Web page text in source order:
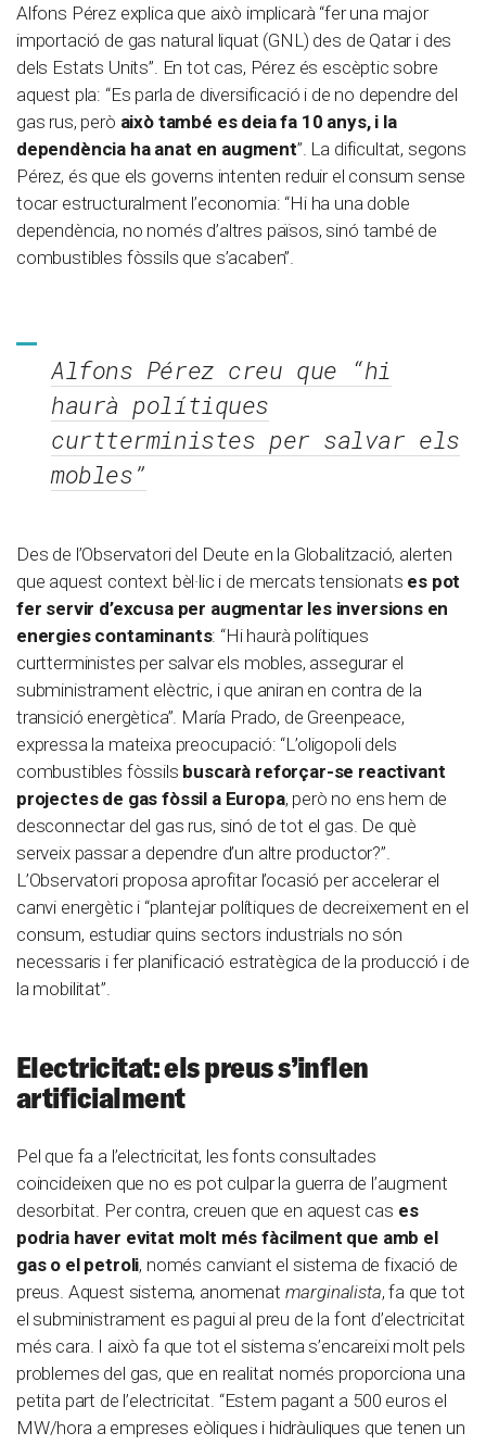
Alfons Pérez explica que això implicarà “fer una major
importació de gas natural liquat (GNL) des de Qatar i des
dels Estats Units”. En tot cas, Pérez és escèptic sobre
aquest pla: “Es parla de diversificació i de no dependre del
gas rus, però això també es deia fa 10 anys, i la
dependència ha anat en augment”. La dificultat, segons
Pérez, és que els governs intenten reduir el consum sense
tocar estructuralment l’economia: “Hi ha una doble
dependència, no només d’altres països, sinó també de
combustibles fòssils que s’acaben”.
Alfons Pérez creu que “hi
haurà polítiques
curtterministes per salvar els
mobles”
Des de l’Observatori del Deute en la Globalització, alerten
que aquest context bèl·lic i de mercats tensionats es pot
fer servir d’excusa per augmentar les inversions en
energies contaminants: “Hi haurà polítiques
curtterministes per salvar els mobles, assegurar el
subministrament elèctric, i que aniran en contra de la
transició energètica”. María Prado, de Greenpeace,
expressa la mateixa preocupació: “L’oligopoli dels
combustibles fòssils buscarà reforçar-se reactivant
projectes de gas fòssil a Europa, però no ens hem de
desconnectar del gas rus, sinó de tot el gas. De què
serveix passar a dependre d’un altre productor?”.
L’Observatori proposa aprofitar l’ocasió per accelerar el
canvi energètic i “plantejar polítiques de decreixement en el
consum, estudiar quins sectors industrials no són
necessaris i fer planificació estratègica de la producció i de
la mobilitat”.
Electricitat: els preus s’inflen
artificialment
Pel que fa a l’electricitat, les fonts consultades
coincideixen que no es pot culpar la guerra de l’augment
desorbitat. Per contra, creuen que en aquest cas es
podria haver evitat molt més fàcilment que amb el
gas o el petroli, només canviant el sistema de fixació de
preus. Aquest sistema, anomenat marginalista, fa que tot
el subministrament es pagui al preu de la font d’electricitat
més cara. I això fa que tot el sistema s’encareixi molt pels
problemes del gas, que en realitat només proporciona una
petita part de l’electricitat. “Estem pagant a 500 euros el
MW/hora a empreses eòliques i hidràuliques que tenen un